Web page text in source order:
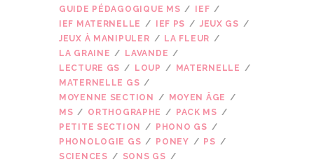
GUIDE PÉDAGOGIQUE MS
IEF
IEF MATERNELLE
IEF PS
JEUX GS
JEUX À MANIPULER
LA FLEUR
LA GRAINE
LAVANDE
LECTURE GS
LOUP
MATERNELLE
MATERNELLE GS
MOYENNE SECTION
MOYEN ÂGE
MS
ORTHOGRAPHE
PACK MS
PETITE SECTION
PHONO GS
PHONOLOGIE GS
PONEY
PS
SCIENCES
SONS GS